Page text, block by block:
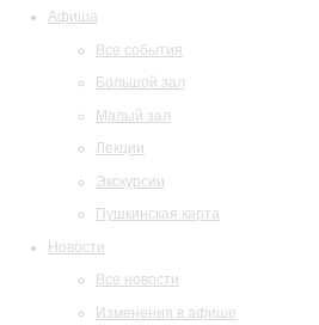
Афиша
Все события
Большой зал
Малый зал
Лекции
Экскурсии
Пушкинская карта
Новости
Все новости
Изменения в афише